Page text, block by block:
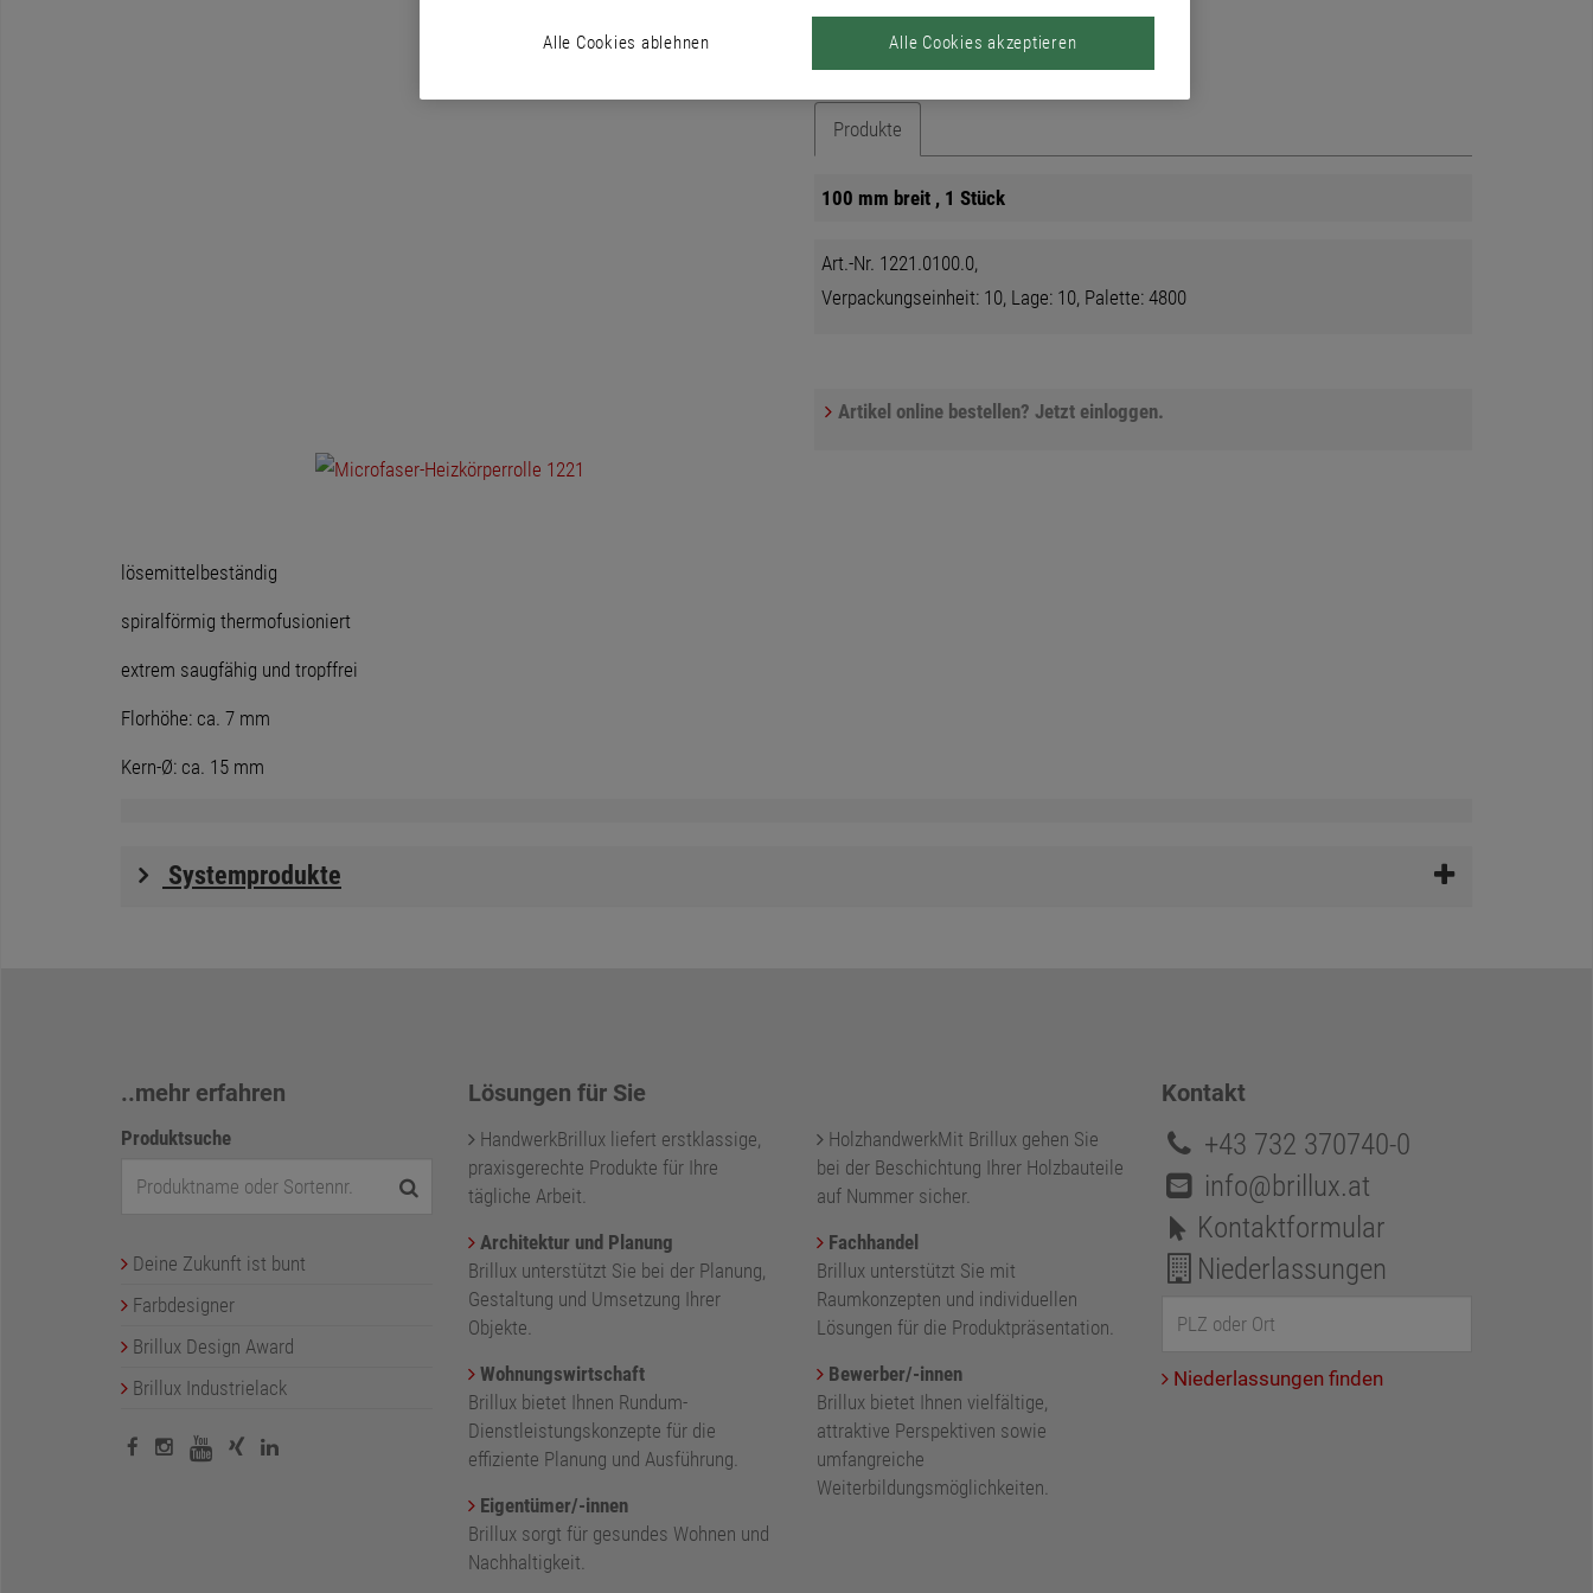
Anstrichmaterialien geeignet.
lösemittelbeständig
spiralförmig thermofusioniert
extrem saugfähig und tropffrei
Florhöhe: ca. 7 mm
Kern-Ø: ca. 15 mm
Produkte
100 mm breit , 1 Stück
Art.-Nr. 1221.0100.0,
Verpackungseinheit: 10, Lage: 10, Palette: 4800
Artikel online bestellen? Jetzt einloggen.
Systemprodukte
..mehr erfahren
Produktsuche
Deine Zukunft ist bunt
Farbdesigner
Brillux Design Award
Brillux Industrielack
Lösungen für Sie
HandwerkBrillux liefert erstklassige,
praxisgerechte Produkte für Ihre
tägliche Arbeit.
Architektur und Planung
Brillux unterstützt Sie bei der Planung,
Gestaltung und Umsetzung Ihrer
Objekte.
Wohnungswirtschaft
Brillux bietet Ihnen Rundum-
Dienstleistungskonzepte für die
effiziente Planung und Ausführung.
Eigentümer/-innen
Brillux sorgt für gesundes Wohnen und
Nachhaltigkeit.
HolzhandwerkMit Brillux gehen Sie
bei der Beschichtung Ihrer Holzbauteile
auf Nummer sicher.
Fachhandel
Brillux unterstützt Sie mit
Raumkonzepten und individuellen
Lösungen für die Produktpräsentation.
Bewerber/-innen
Brillux bietet Ihnen vielfältige,
attraktive Perspektiven sowie
umfangreiche
Weiterbildungsmöglichkeiten.
Kontakt
+43 732 370740-0
info@brillux.at
Kontaktformular
Niederlassungen
Niederlassungen finden
Alle Cookies ablehnen Alle Cookies akzeptieren